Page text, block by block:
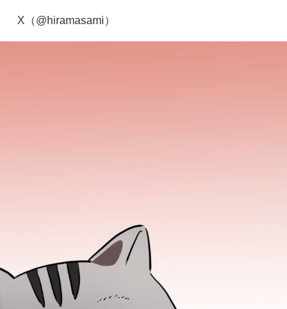
X（@hiramasami）